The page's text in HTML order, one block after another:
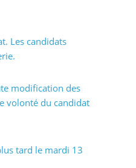
Les candidats
modification des
volonté du candidat
tard le mardi 13